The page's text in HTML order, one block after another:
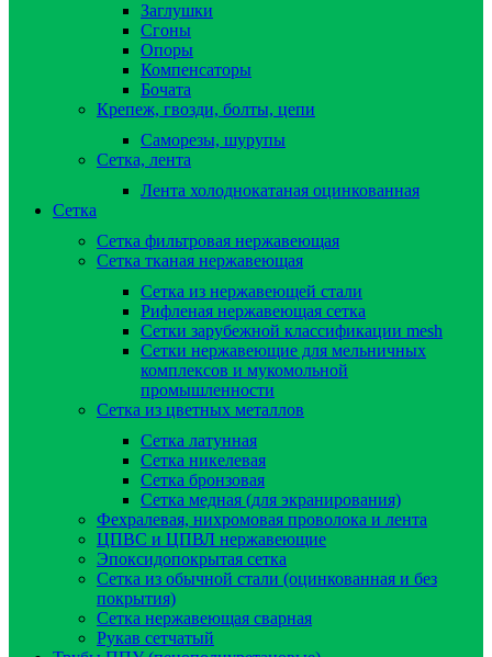
Заглушки
Сгоны
Опоры
Компенсаторы
Бочата
Крепеж, гвозди, болты, цепи
Саморезы, шурупы
Сетка, лента
Лента холоднокатаная оцинкованная
Сетка
Сетка фильтровая нержавеющая
Сетка тканая нержавеющая
Сетка из нержавеющей стали
Рифленая нержавеющая сетка
Сетки зарубежной классификации mesh
Сетки нержавеющие для мельничных
комплексов и мукомольной
промышленности
Сетка из цветных металлов
Сетка латунная
Сетка никелевая
Сетка бронзовая
Сетка медная (для экранирования)
Фехралевая, нихромовая проволока и лента
ЦПВС и ЦПВЛ нержавеющие
Эпоксидопокрытая сетка
Сетка из обычной стали (оцинкованная и без
покрытия)
Сетка нержавеющая сварная
Рукав сетчатый